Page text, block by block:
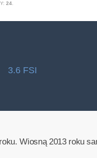
24
3.6 FSI
Wiosną 2013 roku